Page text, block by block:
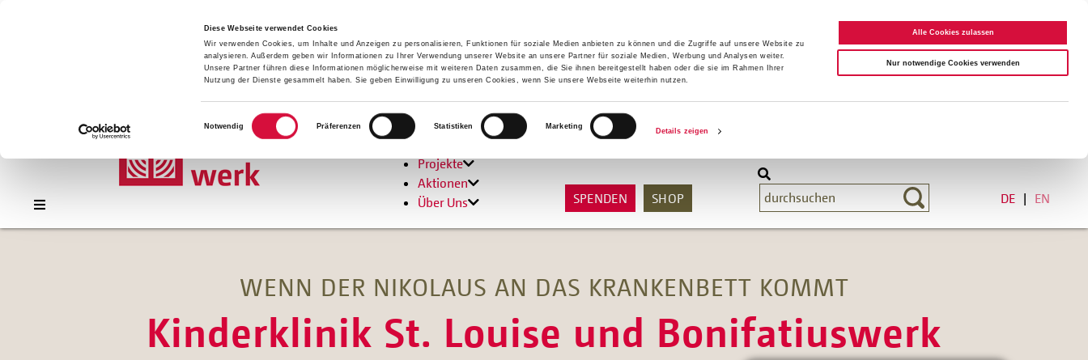
Diese Webseite verwendet Cookies
Wir verwenden Cookies, um Inhalte und Anzeigen zu personalisieren, Funktionen für soziale Medien anbieten zu können und die Zugriffe auf unsere Website zu
analysieren. Außerdem geben wir Informationen zu Ihrer Verwendung unserer Website an unsere Partner für soziale Medien, Werbung und Analysen weiter.
Unsere Partner führen diese Informationen möglicherweise mit weiteren Daten zusammen, die Sie ihnen bereitgestellt haben oder die sie im Rahmen Ihrer
Nutzung der Dienste gesammelt haben. Sie geben Einwilligung zu unseren Cookies, wenn Sie unsere Webseite weiterhin nutzen.
Einwilligungsauswahl
Notwendig
Präferenzen Statistiken Marketing
Details zeigen
Alle Cookies zulassen
Nur notwendige Cookies verwenden
Hilfen
Projekte
Aktionen
Über Uns
SPENDEN SHOP DE EN
WENN DER NIKOLAUS AN DAS KRANKENBETT KOMMT
Kinderklinik St. Louise und Bonifatiuswerk